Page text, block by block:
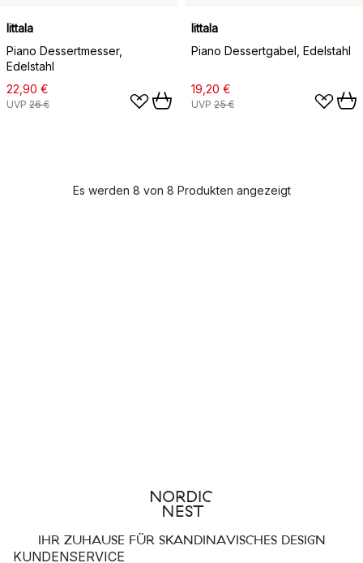
Iittala
Piano Dessertmesser,
Edelstahl
22,90 €
UVP 26 €
Iittala
Piano Dessertgabel, Edelstahl
19,20 €
UVP 25 €
Es werden 8 von 8 Produkten angezeigt
IHR ZUHAUSE FÜR SKANDINAVISCHES DESIGN
KUNDENSERVICE